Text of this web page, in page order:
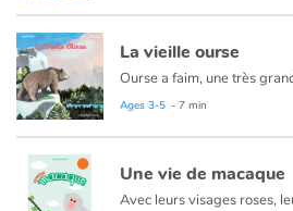
La vieille ourse
Ages 3-5 - 7 min
Une vie de macaque